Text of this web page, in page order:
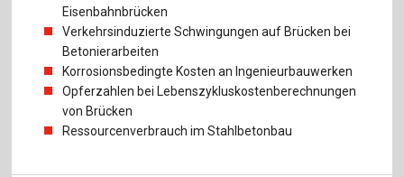
Eisenbahnbrücken
Verkehrsinduzierte Schwingungen auf Brücken bei
Betonierarbeiten
Korrosionsbedingte Kosten an Ingenieurbauwerken
Opferzahlen bei Lebenszykluskostenberechnungen
von Brücken
Ressourcenverbrauch im Stahlbetonbau